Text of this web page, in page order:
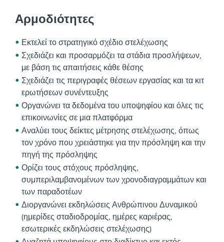
Αρμοδιότητες
Εκτελεί το στρατηγικό σχέδιο στελέχωσης
Σχεδιάζει και προσαρμόζει τα στάδια προσλήψεων,
με βάση τις απαιτήσεις κάθε θέσης
Σχεδιάζει τις περιγραφές θέσεων εργασίας και τα κιτ
ερωτήσεων συνέντευξης
Οργανώνει τα δεδομένα του υποψηφίου και όλες τις
επικοινωνίες σε μια πλατφόρμα
Αναλύει τους δείκτες μέτρησης στελέχωσης, όπως
τον χρόνο που χρειάστηκε για την πρόσληψη και την
πηγή της πρόσληψης
Ορίζει τους στόχους πρόσληψης,
συμπεριλαμβανομένων των χρονοδιαγραμμάτων και
των παραδοτέων
Διοργανώνει εκδηλώσεις Ανθρώπινου Δυναμικού
(ημερίδες σταδιοδρομίας, ημέρες καριέρας,
εσωτερικές εκδηλώσεις στελέχωσης)